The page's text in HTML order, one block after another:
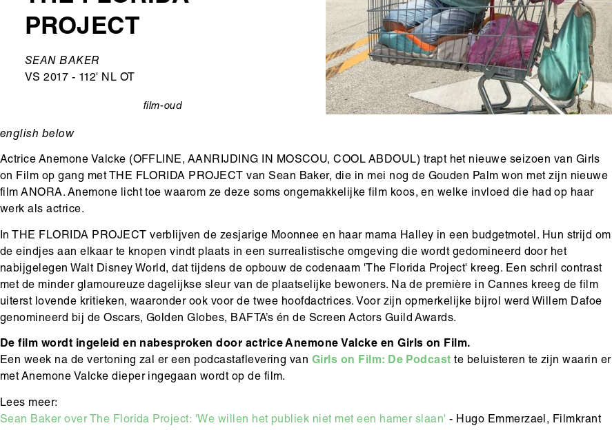
PROJECT
Ondertitel
SEAN BAKER
VS 2017 - 112' NL OT
film-oud
english below
Actrice Anemone Valcke (OFFLINE, AANRIJDING IN MOSCOU, COOL ABDOUL) trapt het nieuwe seizoen van Girls
on Film op gang met THE FLORIDA PROJECT van Sean Baker, die in mei nog de Gouden Palm won met zijn nieuwe
film ANORA. Anemone licht toe waarom ze deze soms ongemakkelijke film koos, en welke invloed die had op haar
werk als actrice.
In THE FLORIDA PROJECT verblijven de zesjarige Moonnee en haar mama Halley in een budgetmotel. Hun strijd om
de eindjes aan elkaar te knopen vindt plaats in een surrealistische omgeving die wordt gedomineerd door het
nabijgelegen Walt Disney World, dat tijdens de opbouw de codenaam 'The Florida Project' kreeg. Een schril contrast
met de minder glamoureuze dagelijkse sleur van de plaatselijke bewoners. Na de première in Cannes kreeg de film
uiterst lovende kritieken, waaronder ook voor de twee hoofdactrices. Voor zijn opmerkelijke bijrol werd Willem Dafoe
genomineerd bij de Oscars, Golden Globes, BAFTA’s én de Screen Actors Guild Awards.
De film wordt ingeleid en nabesproken door actrice Anemone Valcke en Girls on Film.
Een week na de vertoning zal er een podcastaflevering van Girls on Film: De Podcast te beluisteren te zijn waarin er
met Anemone Valcke dieper ingegaan wordt op de film.
Lees meer:
Sean Baker over The Florida Project: 'We willen het publiek niet met een hamer slaan' - Hugo Emmerzael, Filmkrant